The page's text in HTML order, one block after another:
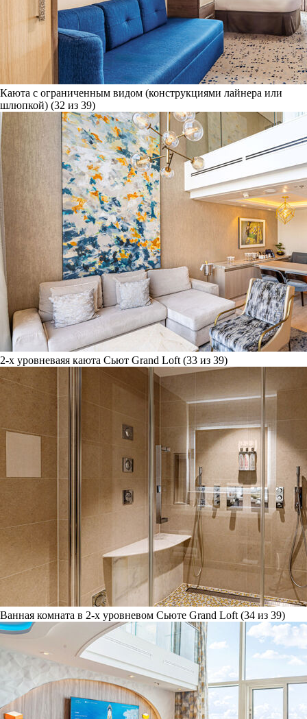
Каюта с ограниченным видом (конструкциями лайнера или
шлюпкой) (32 из 39)
2-х уровневаяя каюта Сьют Grand Loft (33 из 39)
Ванная комната в 2-х уровневом Сьюте Grand Loft (34 из 39)